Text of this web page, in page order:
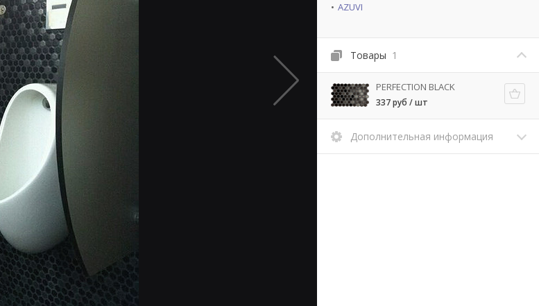
AZUVI
Товары 1
PERFECTION BLACK
337 руб / шт
Дополнительная информация